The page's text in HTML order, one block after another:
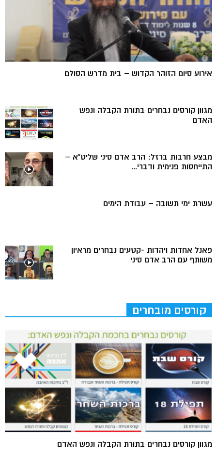
אירוע סיום הזוהר הקדוש – בית מדרש הסולם
מגוון קורסים נבחרים בתורת הקבלה ונפש
האדם
מבצע חרבות ברזל: הרב אדם סיני שליט”א –
התייחסות פנימית ודברי...
עשרת ימי תשובה – עבודת הימים
פאנל אחדות ויהדות -קטעים נבחרים מראיון
משותף עם הרב אדם סיני
קורסים מובחרים
מגוון קורסים נבחרים בתורת הקבלה ונפש האדם